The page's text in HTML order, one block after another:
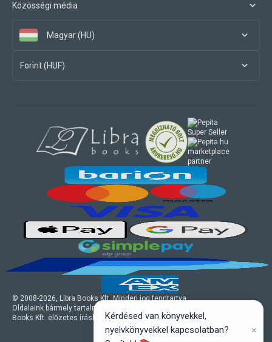
Közösségi média
Magyar (HU)
Forint (HUF)
© 2008-2026, Libra Books Kft. Minden jog fenntartva.
Oldalaink bármely tartalmi ill. design elemének felhasználásához a Libra
Books Kft. előzetes írásbeli engedélye szükséges.
marketplace
partner
Kérdésed van könyvekkel,
nyelvkönyvekkel kapcsolatban?
×